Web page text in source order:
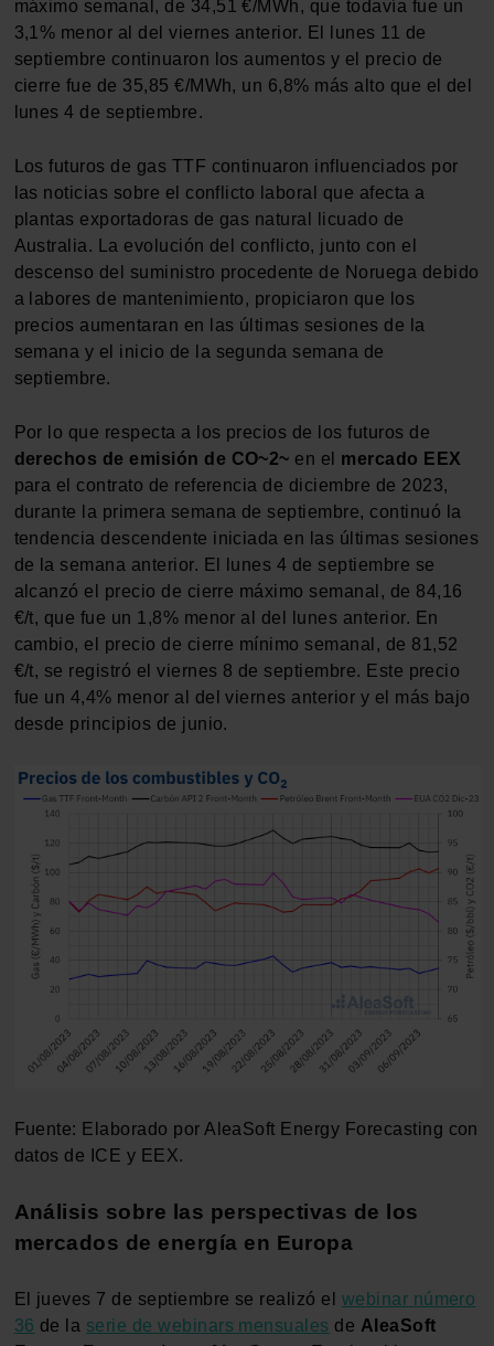
máximo semanal, de 34,51 €/MWh, que todavía fue un
3,1% menor al del viernes anterior. El lunes 11 de
septiembre continuaron los aumentos y el precio de
cierre fue de 35,85 €/MWh, un 6,8% más alto que el del
lunes 4 de septiembre.
Los futuros de gas TTF continuaron influenciados por
las noticias sobre el conflicto laboral que afecta a
plantas exportadoras de gas natural licuado de
Australia. La evolución del conflicto, junto con el
descenso del suministro procedente de Noruega debido
a labores de mantenimiento, propiciaron que los
precios aumentaran en las últimas sesiones de la
semana y el inicio de la segunda semana de
septiembre.
Por lo que respecta a los precios de los futuros de
derechos de emisión de CO~2~ en el mercado EEX
para el contrato de referencia de diciembre de 2023,
durante la primera semana de septiembre, continuó la
tendencia descendente iniciada en las últimas sesiones
de la semana anterior. El lunes 4 de septiembre se
alcanzó el precio de cierre máximo semanal, de 84,16
€/t, que fue un 1,8% menor al del lunes anterior. En
cambio, el precio de cierre mínimo semanal, de 81,52
€/t, se registró el viernes 8 de septiembre. Este precio
fue un 4,4% menor al del viernes anterior y el más bajo
desde principios de junio.
Fuente: Elaborado por AleaSoft Energy Forecasting con
datos de ICE y EEX.
Análisis sobre las perspectivas de los
mercados de energía en Europa
El jueves 7 de septiembre se realizó el webinar número
36 de la serie de webinars mensuales de AleaSoft